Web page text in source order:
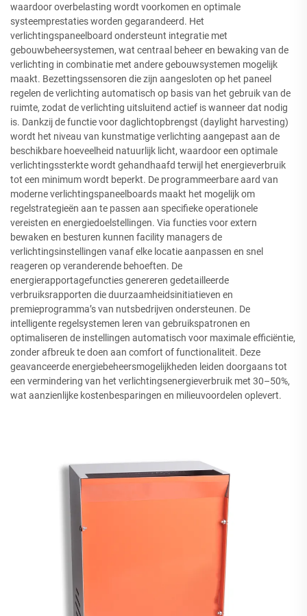
waardoor overbelasting wordt voorkomen en optimale
systeemprestaties worden gegarandeerd. Het
verlichtingspaneelboard ondersteunt integratie met
gebouwbeheersystemen, wat centraal beheer en bewaking van de
verlichting in combinatie met andere gebouwsystemen mogelijk
maakt. Bezettingssensoren die zijn aangesloten op het paneel
regelen de verlichting automatisch op basis van het gebruik van de
ruimte, zodat de verlichting uitsluitend actief is wanneer dat nodig
is. Dankzij de functie voor daglichtopbrengst (daylight harvesting)
wordt het niveau van kunstmatige verlichting aangepast aan de
beschikbare hoeveelheid natuurlijk licht, waardoor een optimale
verlichtingssterkte wordt gehandhaafd terwijl het energieverbruik
tot een minimum wordt beperkt. De programmeerbare aard van
moderne verlichtingspaneelboards maakt het mogelijk om
regelstrategieën aan te passen aan specifieke operationele
vereisten en energiedoelstellingen. Via functies voor extern
bewaken en besturen kunnen facility managers de
verlichtingsinstellingen vanaf elke locatie aanpassen en snel
reageren op veranderende behoeften. De
energierapportagefuncties genereren gedetailleerde
verbruiksrapporten die duurzaamheidsinitiatieven en
premieprogramma’s van nutsbedrijven ondersteunen. De
intelligente regelsystemen leren van gebruikspatronen en
optimaliseren de instellingen automatisch voor maximale efficiëntie,
zonder afbreuk te doen aan comfort of functionaliteit. Deze
geavanceerde energiebeheersmogelijkheden leiden doorgaans tot
een vermindering van het verlichtingsenergieverbruik met 30–50%,
wat aanzienlijke kostenbesparingen en milieuvoordelen oplevert.